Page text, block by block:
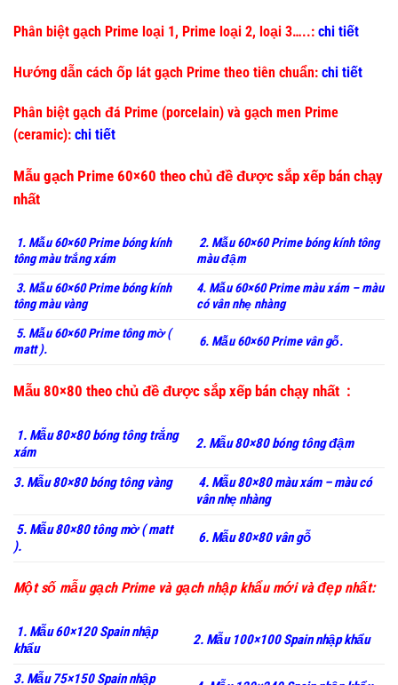
Phân biệt gạch Prime loại 1, Prime loại 2, loại 3…..: chi tiết
Hướng dẫn cách ốp lát gạch Prime theo tiên chuẩn: chi tiết
Phân biệt gạch đá Prime (porcelain) và gạch men Prime
(ceramic): chi tiết
Mẫu gạch Prime 60×60 theo chủ đề được sắp xếp bán chạy
nhất
1. Mẫu 60×60 Prime bóng kính
tông màu trắng xám
2. Mẫu 60×60 Prime bóng kính tông
màu đậm
3. Mẫu 60×60 Prime bóng kính
tông màu vàng
4. Mẫu 60×60 Prime màu xám – màu
có vân nhẹ nhàng
5. Mẫu 60×60 Prime tông mờ (
matt ).
6. Mẫu 60×60 Prime vân gỗ.
Mẫu 80×80 theo chủ đề được sắp xếp bán chạy nhất :
1. Mẫu 80×80 bóng tông trắng
xám
2. Mẫu 80×80 bóng tông đậm
3. Mẫu 80×80 bóng tông vàng
4. Mẫu 80×80 màu xám – màu có
vân nhẹ nhàng
5. Mẫu 80×80 tông mờ ( matt
).
6. Mẫu 80×80 vân gỗ
Một số mẫu gạch Prime và gạch nhập khẩu mới và đẹp nhất:
1. Mẫu 60×120 Spain nhập
khẩu
2. Mẫu 100×100 Spain nhập khẩu
3. Mẫu 75×150 Spain nhập